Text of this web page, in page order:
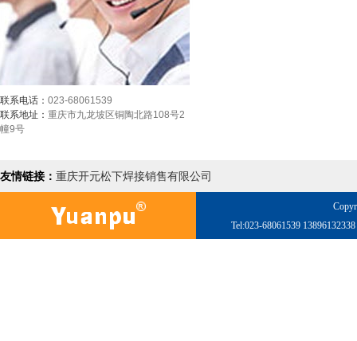
联系电话： 023-68061539
联系地址： 重庆市九龙坡区铜陶北路108号2
幢9号
友情链接： 重庆开元松下焊接销售有限公司
Tel:023-68061539